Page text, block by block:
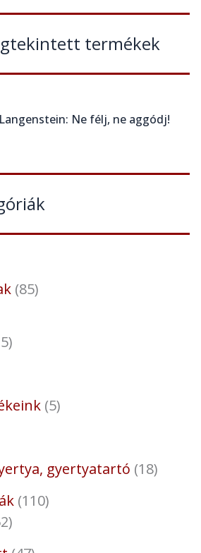
termékek
Ne félj, ne aggódj!
85
5
gyertyatartó 18
110